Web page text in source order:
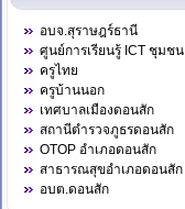
อบจ.สุราษฎร์ธานี
ศูนย์การเรียนรู้ ICT ชุมชน
ครูไทย
ครูบ้านนอก
เทศบาลเมืองดอนสัก
สถานีตำรวจภูธรดอนสัก
OTOP อำเภอดอนสัก
สาธารณสุขอำเภอดอนสัก
อบต.ดอนสัก